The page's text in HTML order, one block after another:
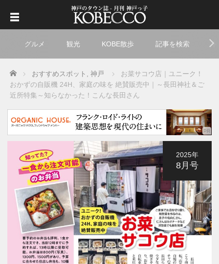
グルメ 観光 KOBE散歩 記事を検索
Home おすすめスポット 神戸
お菜サコウ店｜ユニーク！
おかずの自販機 24H、家庭の味を 絶賛販売中｜
～長田神社＆ご
近所特集～知らなかった！こんな長田さん
2025年
8月号